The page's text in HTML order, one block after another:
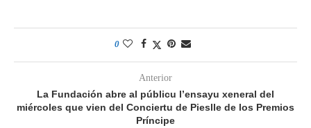
0
Anterior
La Fundación abre al públicu l’ensayu xeneral del
miércoles que vien del Conciertu de Pieslle de los Premios
Príncipe